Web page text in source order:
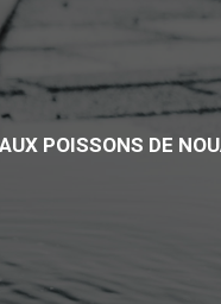
POISSONS DE